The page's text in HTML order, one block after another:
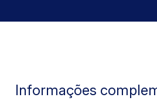
Informações